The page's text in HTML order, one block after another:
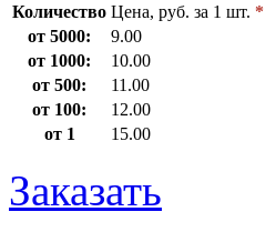
Количество Цена, руб. за 1 шт. *
от 5000:
9.00
от 1000:
10.00
от 500:
11.00
от 100:
12.00
от 1
15.00
Заказать